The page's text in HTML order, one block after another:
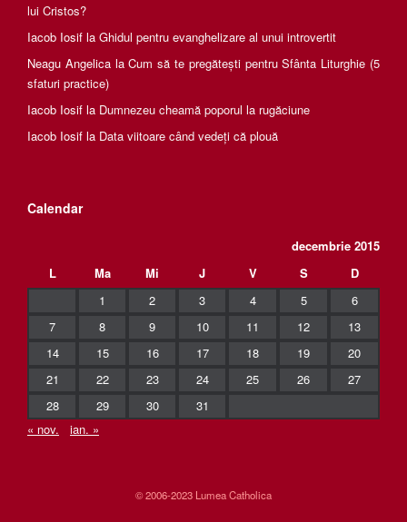
lui Cristos?
Iacob Iosif la Ghidul pentru evanghelizare al unui introvertit
Neagu AngelicalaCum să te pregătești pentru Sfânta Liturghie (5
sfaturi practice)
Iacob Iosif la Dumnezeu cheamă poporul la rugăciune
Iacob Iosif la Data viitoare când vedeți că plouă
Calendar
decembrie 2015
L
Ma Mi J V S
D
1
2 3 4 5
6
7
8 9 10 11 12
13
14
15 16 17 18 19
20
21
22 23 24 25 26
27
28
29 30
31
« nov.
ian. »
© 2006-2023 Lumea Catholica